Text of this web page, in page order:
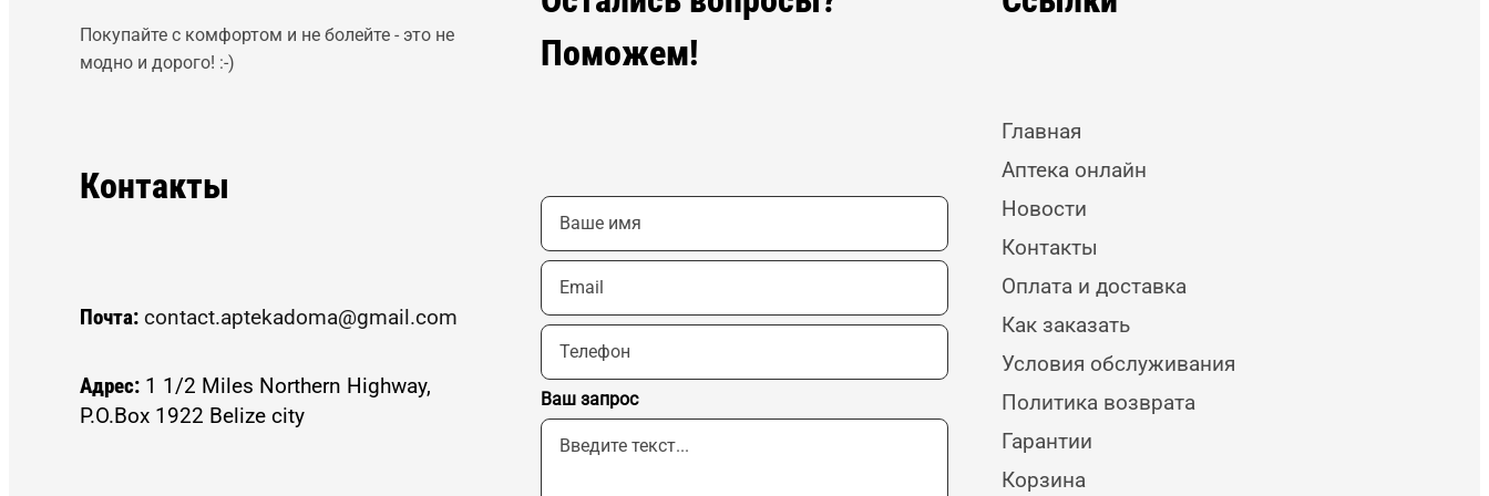
Покупайте с комфортом и не болейте - это не
модно и дорого! :-)
Контакты
Почта: contact.aptekadoma@gmail.com
Адрес: 1 1/2 Miles Northern Highway,
P.O.Box 1922 Belize city
Поможем!
Ваш запрос
Главная
Аптека онлайн
Новости
Контакты
Оплата и доставка
Как заказать
Условия обслуживания
Политика возврата
Гарантии
Корзина